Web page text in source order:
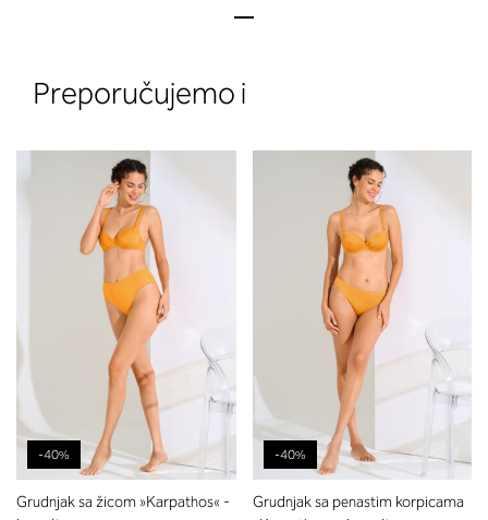
Preporučujemo i
-40%
Grudnjak sa žicom »Karpathos« -
-40%
Grudnjak sa penastim korpicama